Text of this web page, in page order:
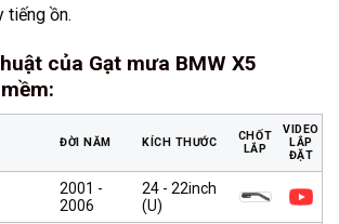
tiếng ồn.
của Gạt mưa BMW X5
:
ĐỜI NĂM KÍCH THƯỚC
CHỐT
LẮP
VIDEO
LẮP
ĐẶT
2001 -
2006
24 - 22inch
(U)